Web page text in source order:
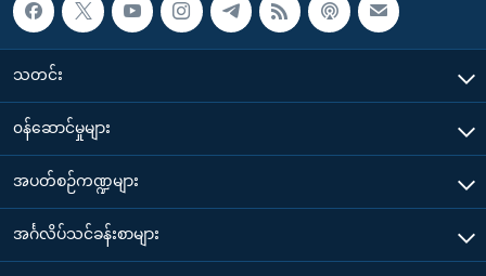
သတင်း
၀န်ဆောင်မှုများ
အပတ်စဉ်ကဏ္ဍများ
အင်္ဂလိပ်သင်ခန်းစာများ